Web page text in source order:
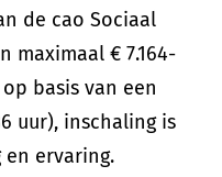
de cao Sociaal
maximaal € 7.164-
basis van een
uur), inschaling is
ervaring.